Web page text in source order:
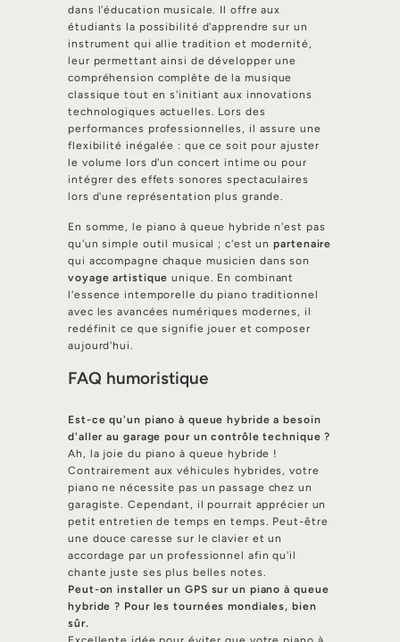
dans l'éducation musicale. Il offre aux
étudiants la possibilité d'apprendre sur un
instrument qui allie tradition et modernité,
leur permettant ainsi de développer une
compréhension complète de la musique
classique tout en s'initiant aux innovations
technologiques actuelles. Lors des
performances professionnelles, il assure une
flexibilité inégalée : que ce soit pour ajuster
le volume lors d'un concert intime ou pour
intégrer des effets sonores spectaculaires
lors d'une représentation plus grande.
En somme, le piano à queue hybride n'est pas
qu'un simple outil musical ; c'est unpartenaire
qui accompagne chaque musicien dans son
voyage artistique unique. En combinant
l'essence intemporelle du piano traditionnel
avec les avancées numériques modernes, il
redéfinit ce que signifie jouer et composer
aujourd'hui.
FAQ humoristique
Est-ce qu'un piano à queue hybride a besoin
d'aller au garage pour un contrôle technique ?
Ah, la joie du piano à queue hybride !
Contrairement aux véhicules hybrides, votre
piano ne nécessite pas un passage chez un
garagiste. Cependant, il pourrait apprécier un
petit entretien de temps en temps. Peut-être
une douce caresse sur le clavier et un
accordage par un professionnel afin qu'il
chante juste ses plus belles notes.
Peut-on installer un GPS sur un piano à queue
hybride ? Pour les tournées mondiales, bien
sûr.